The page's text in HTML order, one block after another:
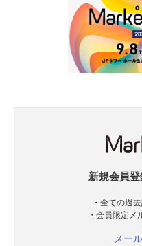
新規会員
・全ての過
・会員限定
メー